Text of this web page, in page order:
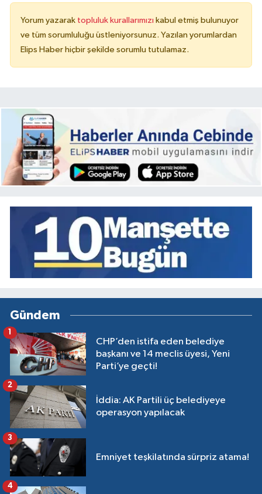
Yorum yazarak topluluk kurallarımızı kabul etmiş bulunuyor
ve tüm sorumluluğu üstleniyorsunuz. Yazılan yorumlardan
Elips Haber hiçbir şekilde sorumlu tutulamaz.
Gündem
CHP’den istifa eden belediye
başkanı ve 14 meclis üyesi, Yeni
Parti’ye geçti!
1
İddia: AK Partili üç belediyeye
operasyon yapılacak
2
Emniyet teşkilatında sürpriz atama!
3
4